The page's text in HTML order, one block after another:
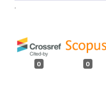
.
0 0